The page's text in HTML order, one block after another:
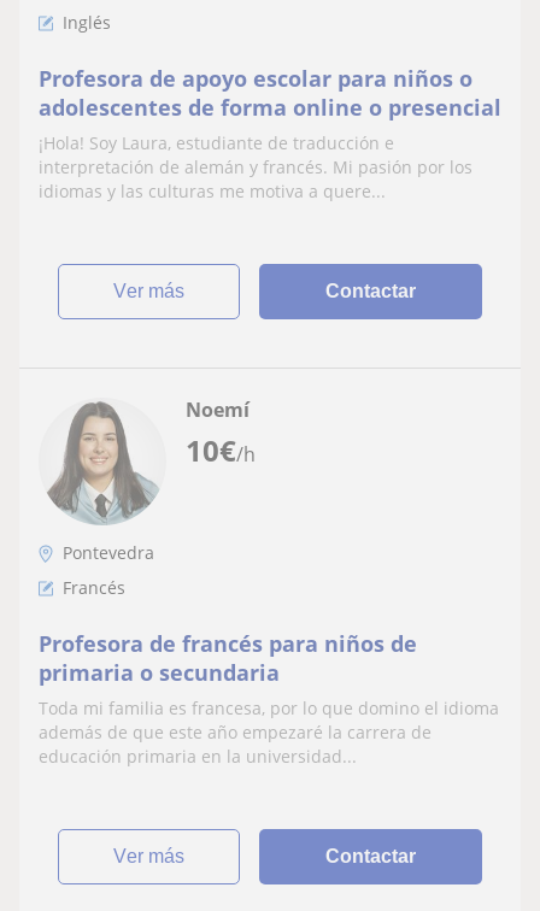
Inglés
Profesora de apoyo escolar para niños o
adolescentes de forma online o presencial
¡Hola! Soy Laura, estudiante de traducción e
interpretación de alemán y francés. Mi pasión por los
idiomas y las culturas me motiva a quere...
ver más Contactar
10€/h
Noemí
Pontevedra
Francés
Profesora de francés para niños de
primaria o secundaria
Toda mi familia es francesa, por lo que domino el idioma
además de que este año empezaré la carrera de
educación primaria en la universidad...
ver más Contactar